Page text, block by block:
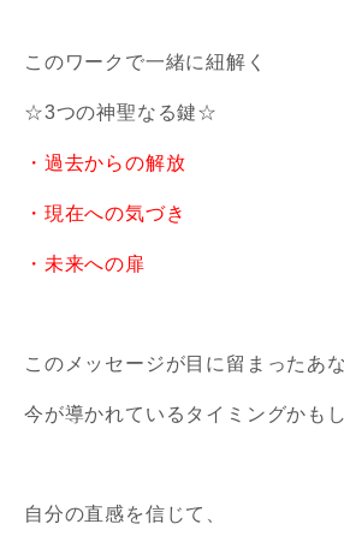
このワークで一緒に紐解く
☆3つの神聖なる鍵☆
・過去からの解放
・現在への気づき
・未来への扉
このメッセージが目に留まったあな
今が導かれているタイミングかも
自分の直感を信じて、